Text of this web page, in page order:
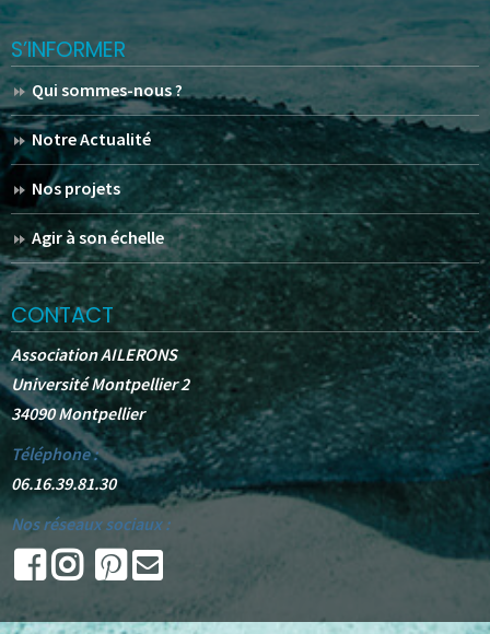
S’INFORMER
Qui sommes-nous ?
Notre Actualité
Nos projets
Agir à son échelle
CONTACT
Association AILERONS
Université Montpellier 2
34090 Montpellier
Téléphone :
06.16.39.81.30
Nos réseaux sociaux :